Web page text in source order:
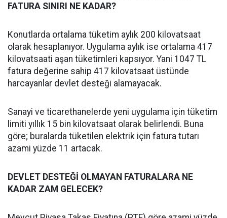
FATURA SINIRI NE KADAR?
Konutlarda ortalama tüketim aylık 200 kilovatsaat
olarak hesaplanıyor. Uygulama aylık ise ortalama 417
kilovatsaati aşan tüketimleri kapsıyor. Yani 1047 TL
fatura değerine sahip 417 kilovatsaat üstünde
harcayanlar devlet desteği alamayacak.
Sanayi ve ticarethanelerde yeni uygulama için tüketim
limiti yıllık 15 bin kilovatsaat olarak belirlendi. Buna
göre; buralarda tüketilen elektrik için fatura tutarı
azami yüzde 11 artacak.
DEVLET DESTEĞİ OLMAYAN FATURALARA NE
KADAR ZAM GELECEK?